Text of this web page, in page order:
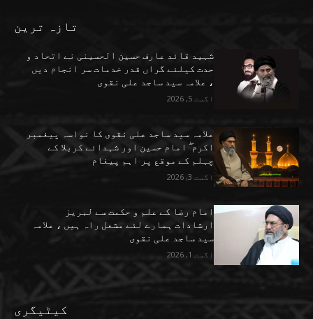
تازہ ترین
شہید قائد عارف حسین الحسینی نے اتحاد و
حدت کیلئے گراں قدر خدمات سر انجام دیں
، علامہ سید ساجد علی نقوی
اگست 5, 2026
علامہ سید ساجد علی نقوی کا نواسہ پیغمبر
اکرم ۖ امام حسین اور شہدائے کربلا کے
چہلم کے موقع پر اہم پیغام
اگست 3, 2026
امام رضا کے علم و حکمت سے لبریز
ارشادات ہمارے لئے مشعل راہ ہیں ، علامہ
سید ساجد علی نقوی
اگست 1, 2026
کیٹیگری